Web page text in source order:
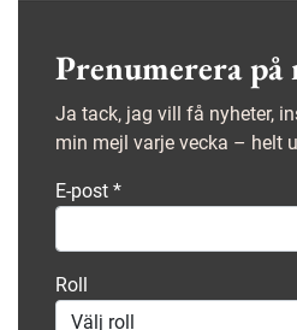
Prenumerera på
Ja tack, jag vill få nyheter,
min mejl varje vecka – helt
E-post *
Roll